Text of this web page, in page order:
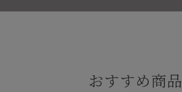
おすすめ商品